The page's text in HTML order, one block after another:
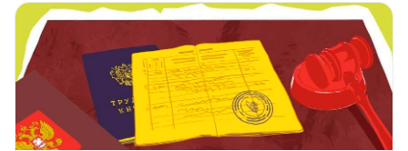
судебной практики.